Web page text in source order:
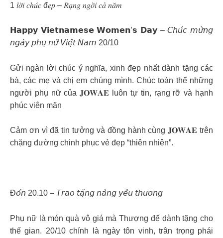
1 𝑙𝑜̛̀𝑖 𝑐ℎ𝑢́𝑐 đ𝑒̣𝑝 – 𝑅𝑎̣𝑛𝑔 𝑛𝑔𝑜̛̀𝑖 𝑐𝑎̉ 𝑛𝑎̆𝑚
𝗛𝗮𝗽𝗽𝘆 𝗩𝗶𝗲𝘁𝗻𝗮𝗺𝗲𝘀𝗲 𝗪𝗼𝗺𝗲𝗻’𝘀 𝗗𝗮𝘆 – 𝘊𝘩𝘶́𝘤 𝘮𝘶̛̀𝘯𝘨
𝘯𝘨𝘢̀𝘺 𝘱𝘩𝘶̣ 𝘯𝘶̛̃ 𝘝𝘪𝘦̣̂𝘵 𝘕𝘢𝘮 20/10
Gửi ngàn lời chúc ý nghĩa, xinh đẹp nhất dành tặng các
bà, các mẹ và chị em chúng mình. Chúc toàn thể những
người phụ nữ của 𝐉𝐎𝐖𝐀𝐄 luôn tự tin, rạng rỡ và hạnh
phúc viên mãn
Cảm ơn vì đã tin tưởng và đồng hành cùng 𝐉𝐎𝐖𝐀𝐄 trên
chặng đường chinh phục vẻ đẹp “thiên nhiên”.
Đ𝘰́𝘯 20.10 – 𝘛𝘳𝘢𝘰 𝘵𝘢̣̆𝘯𝘨 𝘯𝘢̀𝘯𝘨 𝘺𝘦̂𝘶 𝘵𝘩𝘶̛𝘰̛𝘯𝘨
Phụ nữ là món quà vô giá mà Thượng đế dành tặng cho
thế gian. 20/10 chính là ngày tôn vinh, trân trọng phái